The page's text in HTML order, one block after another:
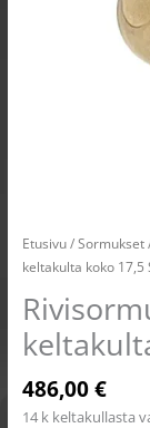
Etusivu/Sormukset
keltakulta koko 17,5
486,00€
14 k keltakullasta